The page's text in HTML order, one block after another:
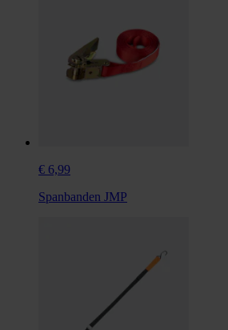
€ 6,99
Spanbanden JMP